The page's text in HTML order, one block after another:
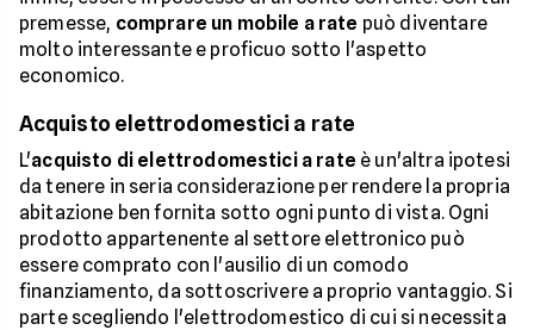
premesse, comprare un mobile a rate può diventare
molto interessante e proficuo sotto l'aspetto
economico.
Acquisto elettrodomestici a rate
L'acquisto di elettrodomestici a rate è un'altra ipotesi
da tenere in seria considerazione per rendere la propria
abitazione ben fornita sotto ogni punto di vista. Ogni
prodotto appartenente al settore elettronico può
essere comprato con l'ausilio di un comodo
finanziamento, da sottoscrivere a proprio vantaggio. Si
parte scegliendo l'elettrodomestico di cui si necessita